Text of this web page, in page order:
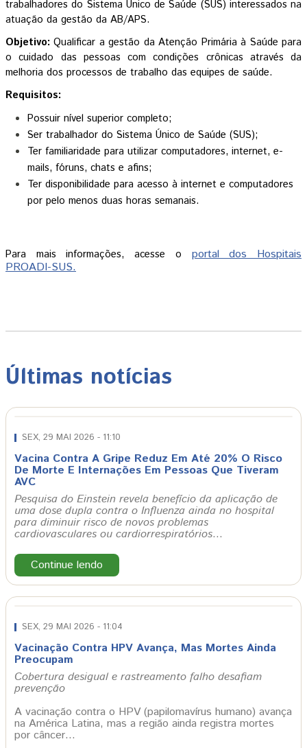
trabalhadores do Sistema Único de Saúde (SUS) interessados na
atuação da gestão da AB/APS.
Objetivo: Qualificar a gestão da Atenção Primária à Saúde para
o cuidado das pessoas com condições crônicas através da
melhoria dos processos de trabalho das equipes de saúde.
Requisitos:
Possuir nível superior completo;
Ser trabalhador do Sistema Único de Saúde (SUS);
Ter familiaridade para utilizar computadores, internet, e-
mails, fóruns, chats e afins;
Ter disponibilidade para acesso à internet e computadores
por pelo menos duas horas semanais.
Para mais informações, acesse o portal dos Hospitais
PROADI-SUS.
Últimas notícias
SEX, 29 MAI 2026 - 11:10
Vacina Contra A Gripe Reduz Em Até 20% O Risco
De Morte E Internações Em Pessoas Que Tiveram
AVC
Pesquisa do Einstein revela benefício da aplicação de
uma dose dupla contra o Influenza ainda no hospital
para diminuir risco de novos problemas
cardiovasculares ou cardiorrespiratórios…
Continue lendo
SEX, 29 MAI 2026 - 11:04
Vacinação Contra HPV Avança, Mas Mortes Ainda
Preocupam
Cobertura desigual e rastreamento falho desafiam
prevenção
A vacinação contra o HPV (papilomavírus humano) avança
na América Latina, mas a região ainda registra mortes
por câncer…